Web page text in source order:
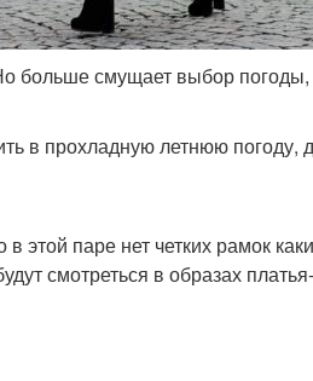
смущает выбор погоды,
в прохладную летнюю погоду,
этой паре нет четких рамок
смотреться в образах